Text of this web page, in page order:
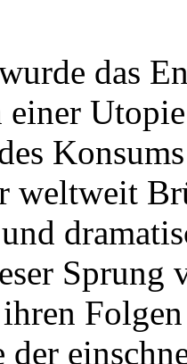
das
einer
weltweit
Sprung
ihren
der